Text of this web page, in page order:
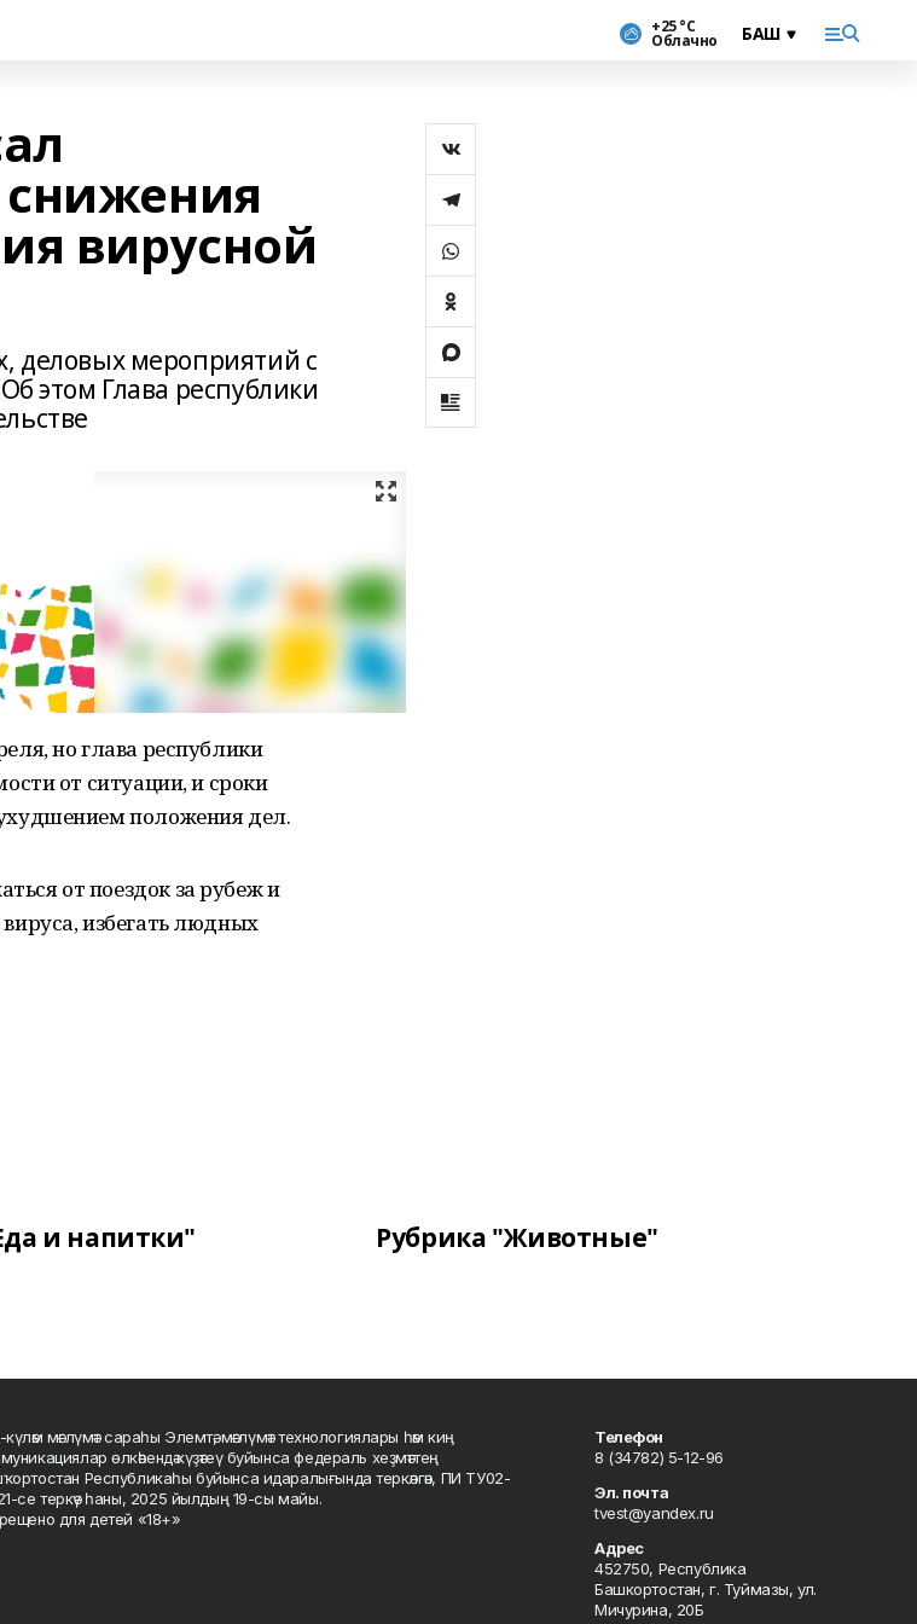
+25 °С
Облачно
вирусной
деловых мероприятий с
этом Глава республики
но глава республики
от ситуации, и сроки
положения дел.
от поездок за рубеж и
избегать людных
и напитки" Рубрика "Животные"
мәғлүмәт сараһы Элемтә, мәғлүмәт технологиялары һәм киң
өлкәһендә күҙәтеү буйынса федераль хеҙмәттең
Республикаһы буйынса идаралығында теркәлгән, ПИ ТУ02-
се теркәү һаны, 2025 йылдың 19-сы майы.
для детей «18+»
Телефон
8 (34782) 5-12-96
Эл. почта
tvest@yandex.ru
Адрес
452750, Республика
Башкортостан, г. Туймазы, ул.
Мичурина, 20Б